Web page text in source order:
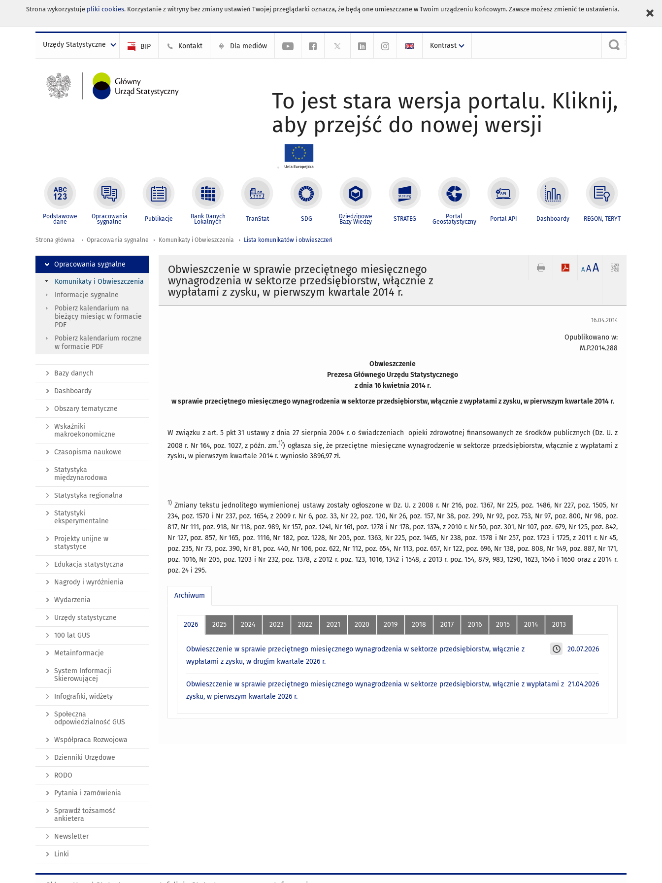
Strona wykorzystuje pliki cookies. Korzystanie z witryny bez zmiany ustawień Twojej przeglądarki oznacza, że będą one umieszczane w Twoim urządzeniu końcowym. Zawsze możesz zmienić te ustawienia.
Urzędy Statystyczne BIP Kontakt Dla mediów Kontrast
To jest stara wersja portalu. Kliknij,
aby przejść do nowej wersji
Podstawowe
dane
Opracowania
sygnalne Publikacje Bank Danych
Lokalnych TranStat SDG Dziedzinowe
Bazy Wiedzy STRATEG Portal
Geostatystyczny Portal API Dashboardy REGON, TERYT
Strona główna Opracowania sygnalne Komunikaty i Obwieszczenia Lista komunikatów i obwieszczeń
Obwieszczenie w sprawie przeciętnego miesięcznego
wynagrodzenia w sektorze przedsiębiorstw, włącznie z
wypłatami z zysku, w pierwszym kwartale 2014 r.
A AA
16.04.2014
Opublikowano w:
M.P.2014.288
Obwieszczenie
Prezesa Głównego Urzędu Statystycznego
z dnia 16 kwietnia 2014 r.
w sprawie przeciętnego miesięcznego wynagrodzenia w sektorze przedsiębiorstw, włącznie z wypłatami z zysku, w pierwszym kwartale 2014 r.
W związku z art. 5 pkt 31 ustawy z dnia 27 sierpnia 2004 r. o świadczeniach opieki zdrowotnej finansowanych ze środków publicznych (Dz. U. z
2008 r. Nr 164, poz. 1027, z późn. zm.1)) ogłasza się, że przeciętne miesięczne wynagrodzenie w sektorze przedsiębiorstw, włącznie z wypłatami z
zysku, w pierwszym kwartale 2014 r. wyniosło 3896,97 zł.
1) Zmiany tekstu jednolitego wymienionej ustawy zostały ogłoszone w Dz. U. z 2008 r. Nr 216, poz. 1367, Nr 225, poz. 1486, Nr 227, poz. 1505, Nr
234, poz. 1570 i Nr 237, poz. 1654, z 2009 r. Nr 6, poz. 33, Nr 22, poz. 120, Nr 26, poz. 157, Nr 38, poz. 299, Nr 92, poz. 753, Nr 97, poz. 800, Nr 98, poz.
817, Nr 111, poz. 918, Nr 118, poz. 989, Nr 157, poz. 1241, Nr 161, poz. 1278 i Nr 178, poz. 1374, z 2010 r. Nr 50, poz. 301, Nr 107, poz. 679, Nr 125, poz. 842,
Nr 127, poz. 857, Nr 165, poz. 1116, Nr 182, poz. 1228, Nr 205, poz. 1363, Nr 225, poz. 1465, Nr 238, poz. 1578 i Nr 257, poz. 1723 i 1725, z 2011 r. Nr 45,
poz. 235, Nr 73, poz. 390, Nr 81, poz. 440, Nr 106, poz. 622, Nr 112, poz. 654, Nr 113, poz. 657, Nr 122, poz. 696, Nr 138, poz. 808, Nr 149, poz. 887, Nr 171,
poz. 1016, Nr 205, poz. 1203 i Nr 232, poz. 1378, z 2012 r. poz. 123, 1016, 1342 i 1548, z 2013 r. poz. 154, 879, 983, 1290, 1623, 1646 i 1650 oraz z 2014 r.
poz. 24 i 295.
Archiwum
2026 2025 2024 2023 2022 2021 2020 2019 2018 2017 2016 2015 2014 2013
20.07.2026
Obwieszczenie w sprawie przeciętnego miesięcznego wynagrodzenia w sektorze przedsiębiorstw, włącznie z
wypłatami z zysku, w drugim kwartale 2026 r.
21.04.2026
Obwieszczenie w sprawie przeciętnego miesięcznego wynagrodzenia w sektorze przedsiębiorstw, włącznie z wypłatami z
zysku, w pierwszym kwartale 2026 r.
Opracowania sygnalne
Komunikaty i Obwieszczenia
Informacje sygnalne
Pobierz kalendarium na
bieżący miesiąc w formacie
PDF
Pobierz kalendarium roczne
w formacie PDF
Bazy danych
Dashboardy
Obszary tematyczne
Wskaźniki
makroekonomiczne
Czasopisma naukowe
Statystyka
międzynarodowa
Statystyka regionalna
Statystyki
eksperymentalne
Projekty unijne w
statystyce
Edukacja statystyczna
Nagrody i wyróżnienia
Wydarzenia
Urzędy statystyczne
100 lat GUS
Metainformacje
System Informacji
Skierowującej
Infografiki, widżety
Społeczna
odpowiedzialność GUS
Współpraca Rozwojowa
Dzienniki Urzędowe
RODO
Pytania i zamówienia
Sprawdź tożsamość
ankietera
Newsletter
Linki